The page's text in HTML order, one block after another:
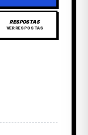
RESPOSTAS
VER RESPOSTAS